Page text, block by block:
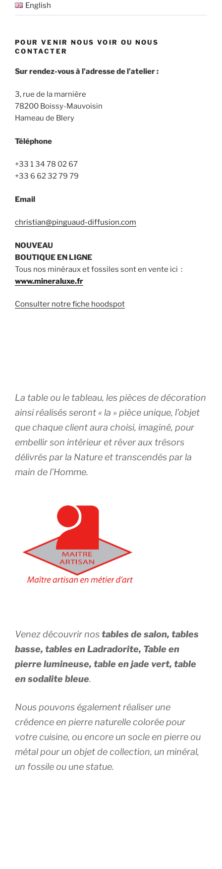
English
POUR VENIR NOUS VOIR OU NOUS
CONTACTER
Sur rendez-vous à l’adresse de l’atelier :
3, rue de la marnière
78200 Boissy-Mauvoisin
Hameau de Blery
Téléphone
+33 1 34 78 02 67
+33 6 62 32 79 79
Email
christian@pinguaud-diffusion.com
NOUVEAU
BOUTIQUE EN LIGNE
Tous nos minéraux et fossiles sont en vente ici :
www.mineraluxe.fr
Consulter notre fiche hoodspot
La table ou le tableau, les pièces de décoration
ainsi réalisés seront « la » pièce unique, l’objet
que chaque client aura choisi, imaginé, pour
embellir son intérieur et rêver aux trésors
délivrés par la Nature et transcendés par la
main de l’Homme.
Venez découvrir nos tables de salon, tables
basse, tables en Ladradorite, Table en
pierre lumineuse, table en jade vert, table
en sodalite bleue.
Nous pouvons également réaliser une
crédence en pierre naturelle colorée pour
votre cuisine, ou encore un socle en pierre ou
métal pour un objet de collection, un minéral,
un fossile ou une statue.